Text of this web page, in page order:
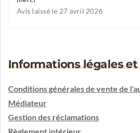
Avis laissé le 27 avril 2026
Informations légales
Conditions générales de vente de
Médiateur
Gestion des réclamations